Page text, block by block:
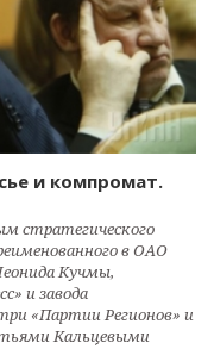
и компромат.
стратегического
в ОАО
Кучмы,
и завода
«Партии Регионов» и
Кальцевыми